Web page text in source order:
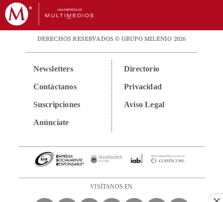
DERECHOS RESERVADOS © GRUPO MILENIO 2026
Newsletters
Contáctanos
Suscripciones
Anúnciate
Directorio
Privacidad
Aviso Legal
VISÍTANOS EN